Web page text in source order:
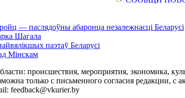
— паслядоўны абаронца незалежнасці Беларусі
Шагала
паэтаў Беларусі
Мінскам
происшествия, мероприятия, экономика,
только с письменного согласия редакции,
feedback@vkurier.by